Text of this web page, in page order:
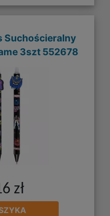
Suchościeralny
3szt 552678
zł